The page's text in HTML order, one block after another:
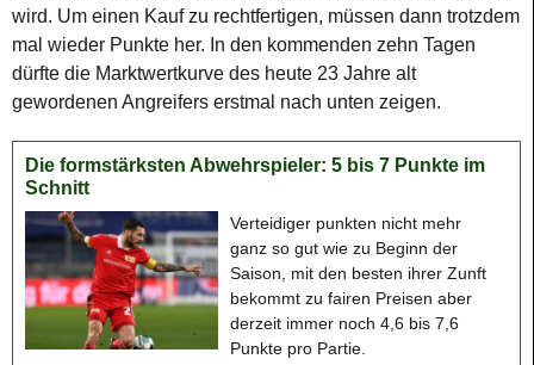
wird. Um einen Kauf zu rechtfertigen, müssen dann trotzdem
mal wieder Punkte her. In den kommenden zehn Tagen
dürfte die Marktwertkurve des heute 23 Jahre alt
gewordenen Angreifers erstmal nach unten zeigen.
Die formstärksten Abwehrspieler: 5 bis 7 Punkte im
Schnitt
Verteidiger punkten nicht mehr
ganz so gut wie zu Beginn der
Saison, mit den besten ihrer Zunft
bekommt zu fairen Preisen aber
derzeit immer noch 4,6 bis 7,6
Punkte pro Partie.